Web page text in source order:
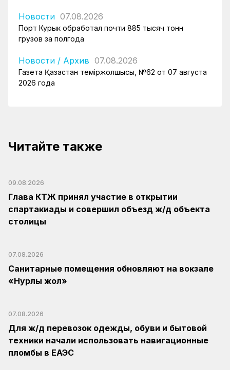
Новости 07.08.2026
Порт Курык обработал почти 885 тысяч тонн
грузов за полгода
Новости / Архив 07.08.2026
Газета Қазақстан теміржолшысы, №62 от 07 августа
2026 года
Читайте также
09.08.2026
Глава КТЖ принял участие в открытии
спартакиады и совершил объезд ж/д объекта
столицы
07.08.2026
Санитарные помещения обновляют на вокзале
«Нурлы жол»
07.08.2026
Для ж/д перевозок одежды, обуви и бытовой
техники начали использовать навигационные
пломбы в ЕАЭС